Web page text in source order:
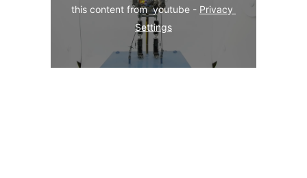
this content from  youtube - Privacy
Settings